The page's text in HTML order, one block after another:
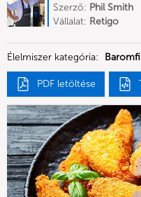
Szerző: Phil Smith
Vállalat: Retigo
Élelmiszer kategória: Baromfi
PDF letöltése